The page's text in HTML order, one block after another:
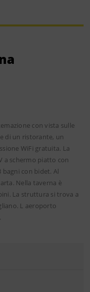
con vista sulle
di un ristorante, un
WiFi gratuita. La
a schermo piatto con
bagni con bidet. Al
Nella taverna è
La struttura si trova a
L aeroporto